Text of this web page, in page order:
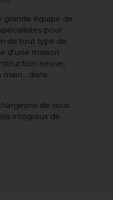
grande équipe de
pour
de tout type de
d'une maison
neuve,
dans
de vous
intégraux de